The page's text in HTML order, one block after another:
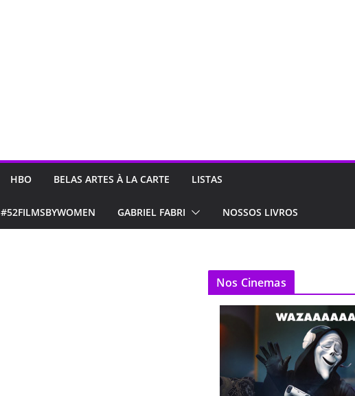
HBO BELAS ARTES À LA CARTE LISTAS
#52FILMSBYWOMEN GABRIEL FABRI NOSSOS LIVROS
Nos Cinemas